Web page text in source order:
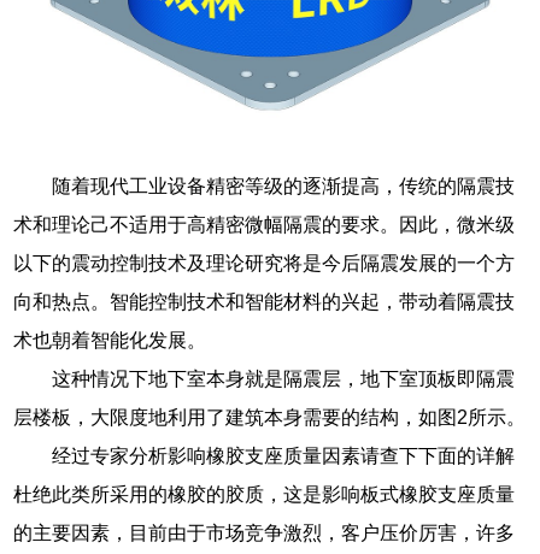
随着现代工业设备精密等级的逐渐提高，传统的隔震技
术和理论己不适用于高精密微幅隔震的要求。因此，微米级
以下的震动控制技术及理论研究将是今后隔震发展的一个方
向和热点。智能控制技术和智能材料的兴起，带动着隔震技
术也朝着智能化发展。
这种情况下地下室本身就是隔震层，地下室顶板即隔震
层楼板，大限度地利用了建筑本身需要的结构，如图2所示。
经过专家分析影响橡胶支座质量因素请查下下面的详解
杜绝此类所采用的橡胶的胶质，这是影响板式橡胶支座质量
的主要因素，目前由于市场竞争激烈，客户压价厉害，许多